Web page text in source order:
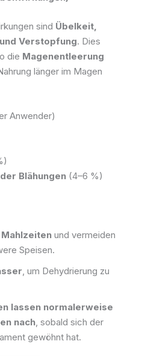
sind Übelkeit,
Verstopfung. Dies
die Magenentleerung
länger im Magen
Anwender)
Blähungen (4–6 %)
und vermeiden
Speisen.
, um Dehydrierung zu
lassen normalerweise
nach , sobald sich der
gewöhnt hat.